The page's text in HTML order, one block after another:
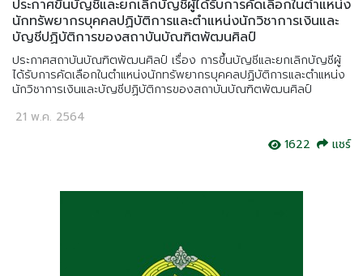
ประกาศขึ้นบัญชีและยกเลิกบัญชีผู้ได้รับการคัดเลือกในตำแหน่ง
นักทรัพยากรบุคคลปฏิบัติการและตำแหน่งนักวิชาการเงินและ
บัญชีปฏิบัติการของสถาบันบัณฑิตพัฒนศิลป์
ประกาศสถาบันบัณฑิตพัฒนศิลป์ เรื่อง การขึ้นบัญชีและยกเลิกบัญชีผู้
ได้รับการคัดเลือกในตำแหน่งนักทรัพยากรบุคคลปฏิบัติการและตำแหน่ง
นักวิชาการเงินและบัญชีปฏิบัติการของสถาบันบัณฑิตพัฒนศิลป์
21 พ.ค. 2564
1622
แชร์